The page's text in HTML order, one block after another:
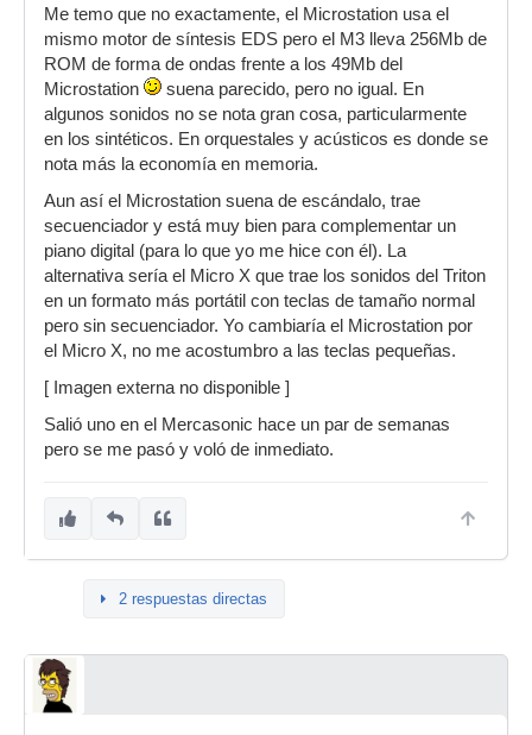
Me temo que no exactamente, el Microstation usa el
mismo motor de síntesis EDS pero el M3 lleva 256Mb de
ROM de forma de ondas frente a los 49Mb del
Microstation
suena parecido, pero no igual. En
algunos sonidos no se nota gran cosa, particularmente
en los sintéticos. En orquestales y acústicos es donde se
nota más la economía en memoria.
Aun así el Microstation suena de escándalo, trae
secuenciador y está muy bien para complementar un
piano digital (para lo que yo me hice con él). La
alternativa sería el Micro X que trae los sonidos del Triton
en un formato más portátil con teclas de tamaño normal
pero sin secuenciador. Yo cambiaría el Microstation por
el Micro X, no me acostumbro a las teclas pequeñas.
[ Imagen externa no disponible ]
Salió uno en el Mercasonic hace un par de semanas
pero se me pasó y voló de inmediato.
2 respuestas directas